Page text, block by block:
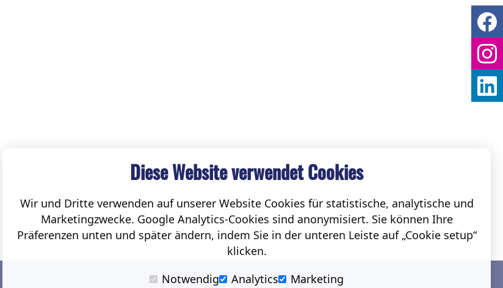
Social
Diese Website verwendet Cookies
Wir und Dritte verwenden auf unserer Website Cookies für statistische, analytische und
Marketingzwecke. Google Analytics-Cookies sind anonymisiert. Sie können Ihre
Präferenzen unten und später ändern, indem Sie in der unteren Leiste auf „Cookie setup“
klicken.
Notwendig
Analytics Marketing